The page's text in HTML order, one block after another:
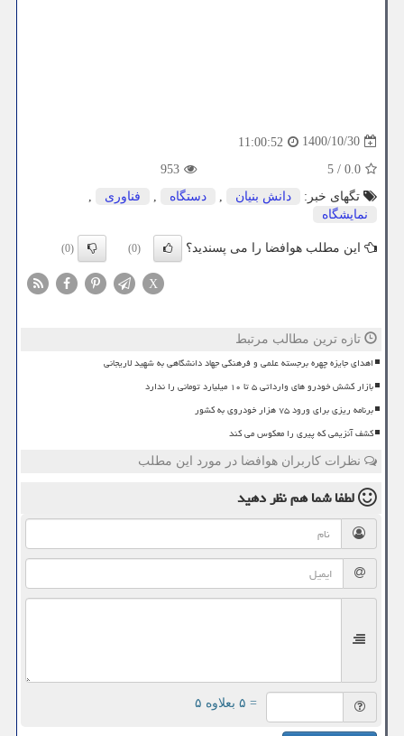
1400/10/30
11:00:52
0.0
/
5
953
تگهای خبر:
دانش بنیان , دستگاه , فناوری
,
نمایشگاه
این مطلب هوافضا را می پسندید؟ (0)
(0)
X
تازه ترین مطالب مرتبط
اهدای جایزه چهره برجسته علمی و فرهنگی جهاد دانشگاهی به شهید لاریجانی
بازار کشش خودرو های وارداتی ۵ تا ۱۰ میلیارد تومانی را ندارد
برنامه ریزی برای ورود ۷۵ هزار خودروی به کشور
کشف آنزیمی که پیری را معکوس می کند
نظرات کاربران هوافضا در مورد این مطلب
لطفا شما همنظر دهید
= ۵ بعلاوه ۵